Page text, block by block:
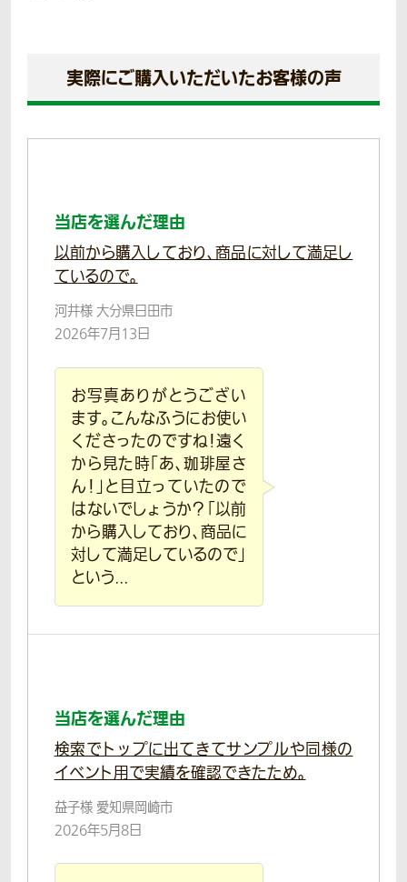
実際にご購入いただいたお客様の声
当店を選んだ理由
以前から購入しており、商品に対して満足し
ているので。
河井様 大分県日田市
2026年7月13日
お写真ありがとうござい
ます。こんなふうにお使い
くださったのですね！遠く
から見た時「あ、珈琲屋さ
ん！」と目立っていたので
はないでしょうか？「以前
から購入しており、商品に
対して満足しているので」
という...
当店を選んだ理由
検索でトップに出てきてサンプルや同様の
イベント用で実績を確認できたため。
益子様 愛知県岡崎市
2026年5月8日